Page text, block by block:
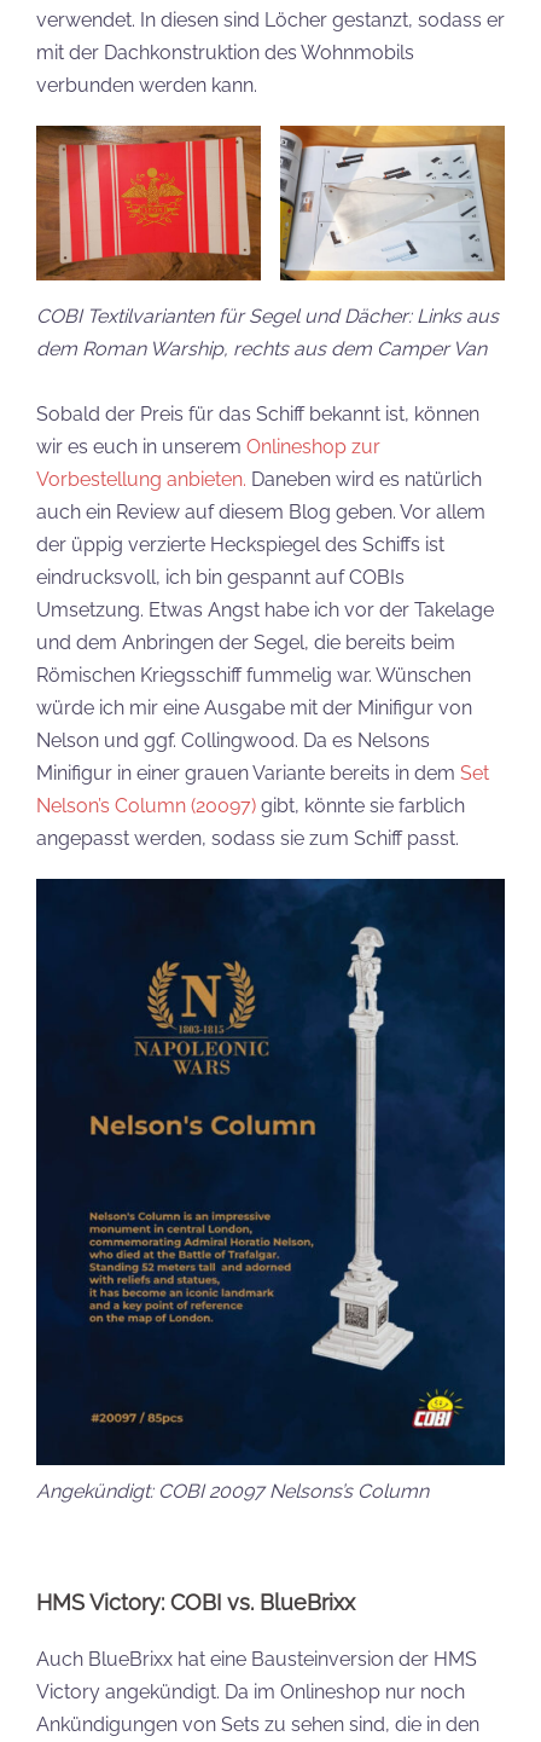
verwendet. In diesen sind Löcher gestanzt, sodass er
mit der Dachkonstruktion des Wohnmobils
verbunden werden kann.
COBI Textilvarianten für Segel und Dächer: Links aus
dem Roman Warship, rechts aus dem Camper Van
Sobald der Preis für das Schiff bekannt ist, können
wir es euch in unserem Onlineshop zur
Vorbestellung anbieten. Daneben wird es natürlich
auch ein Review auf diesem Blog geben. Vor allem
der üppig verzierte Heckspiegel des Schiffs ist
eindrucksvoll, ich bin gespannt auf COBIs
Umsetzung. Etwas Angst habe ich vor der Takelage
und dem Anbringen der Segel, die bereits beim
Römischen Kriegsschiff fummelig war. Wünschen
würde ich mir eine Ausgabe mit der Minifigur von
Nelson und ggf. Collingwood. Da es Nelsons
Minifigur in einer grauen Variante bereits in dem Set
Nelson’s Column (20097) gibt, könnte sie farblich
angepasst werden, sodass sie zum Schiff passt.
Angekündigt: COBI 20097 Nelsons’s Column
HMS Victory: COBI vs. BlueBrixx
Auch BlueBrixx hat eine Bausteinversion der HMS
Victory angekündigt. Da im Onlineshop nur noch
Ankündigungen von Sets zu sehen sind, die in den